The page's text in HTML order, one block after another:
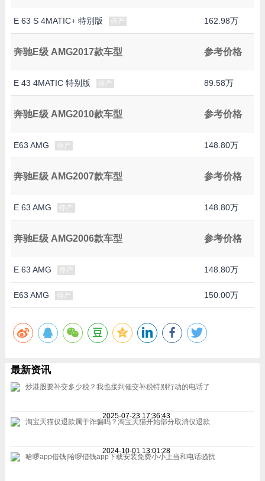
E 63 S 4MATIC+ 特别版 停产 162.98万
奔驰E级 AMG2017款车型 参考价格
E 43 4MATIC 特别版 停产 89.58万
奔驰E级 AMG2010款车型 参考价格
E63 AMG 停产 148.80万
奔驰E级 AMG2007款车型 参考价格
E 63 AMG 停产 148.80万
奔驰E级 AMG2006款车型 参考价格
E 63 AMG 停产 148.80万
E63 AMG 停产 150.00万
最新资讯
炒港股要补交多少税？我也接到催交补税特别行动的电话了
2025-07-23 17:36:43
淘宝天猫仅退款属于诈骗吗？淘宝天猫开始部分取消仅退款
2024-10-01 13:01:28
哈啰app借钱|哈啰借钱app下载安装免费小小上当和电话骚扰